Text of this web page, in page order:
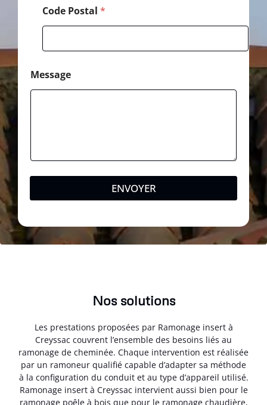
Code Postal *
Message
ENVOYER
Nos solutions
Les prestations proposées par Ramonage insert à
Creyssac couvrent l’ensemble des besoins liés au
ramonage de cheminée. Chaque intervention est réalisée
par un ramoneur qualifié capable d’adapter sa méthode
à la configuration du conduit et au type d’appareil utilisé.
Ramonage insert à Creyssac intervient aussi bien pour le
ramonage poêle à bois que pour le ramonage chaudière,